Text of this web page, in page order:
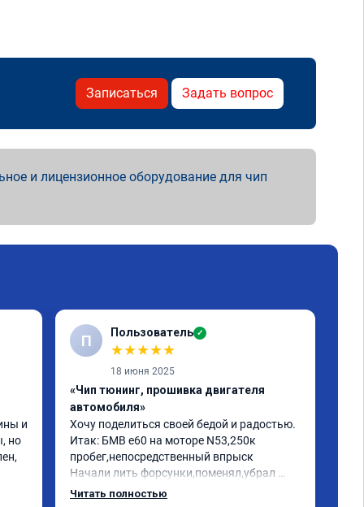
Записаться Задать вопрос
и лицензионное оборудование для чип
и
но
П Пользователь ✓
★★★★★
18 июня 2025
«Чип тюнинг, прошивка двигателя
автомобиля»
Хочу поделиться своей бедой и радостью.
Итак: БМВ е60 на моторе N53,250к
пробег,непосредственный впрыск
Начали лить форсунки,поменял,убрал
катализаторы,обратился к одному
Читать полностью